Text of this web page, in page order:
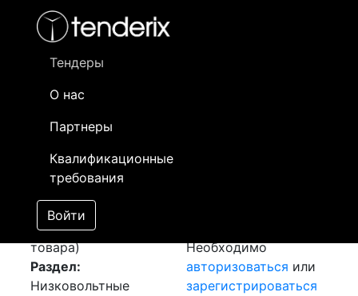
Тендеры
О нас
Партнеры
Квалификационные
требования
Войти
- активный лот
- сохраненный лот (не опубликован)
Закупка: Провод
[Завершен]
Победитель выбран
Лот №:4633
АУКЦИОН (покупка
товара)
Раздел:
Низковольтные
Необходимо
авторизоваться или
зарегистрироваться